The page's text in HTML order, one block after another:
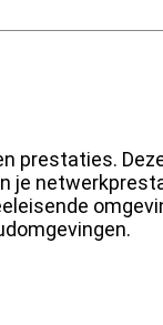
prestaties.
je